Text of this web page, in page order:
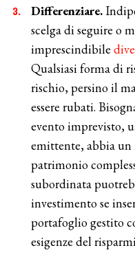
Differenziare.
scelga di seguire o
imprescindibile
Qualsiasi forma di
rischio, persino il
essere rubati.
evento imprevisto,
emittente, abbia un
patrimonio
subordinata
investimento se
portafoglio gestito
esigenze del